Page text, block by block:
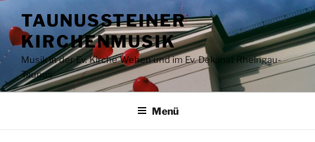
Inhalt
springen
TAUNUSSTEINER
KIRCHENMUSIK
Musik in der Ev. Kirche Wehen und im Ev. Dekanat Rheingau-
Taunus
Menü